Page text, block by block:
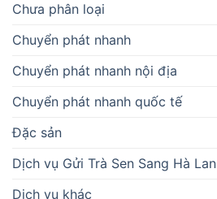
Chưa phân loại
Chuyển phát nhanh
Chuyển phát nhanh nội địa
Chuyển phát nhanh quốc tế
Đặc sản
Dịch vụ Gửi Trà Sen Sang Hà Lan
Dịch vụ khác